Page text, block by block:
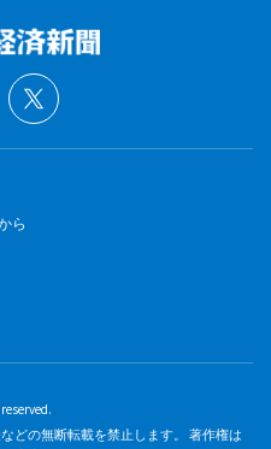
ら
どの無断転載を禁止します。 著作権は